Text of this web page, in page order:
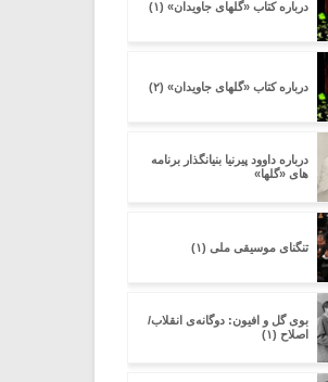
درباره کتاب «گلهای جاویدان» (۱)
درباره کتاب «گلهای جاویدان» (۲)
درباره داوود پیرنیا بنیانگذار برنامه
های «گلها»
تنگنای موسیقی ملی (۱)
بوی گل و افیون: دوگانه‌ی انقلاب/
اصلاح (۱)